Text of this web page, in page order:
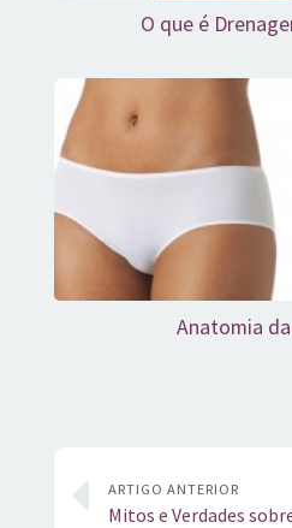
O que é
Anatomia
ARTIGO ANTERIOR
Mitos e Verdades